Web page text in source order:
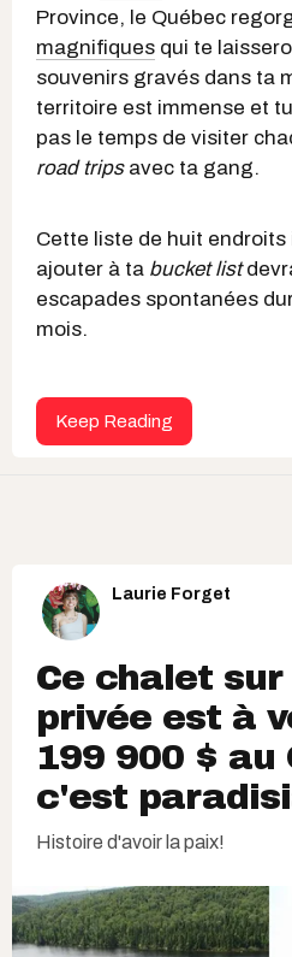
Province, le Québec
magnifiques qui te
souvenirs gravés dans ta
territoire est immense et
pas le temps de visiter
road tripsavec ta gang.
Cette liste de huit
ajouter à ta bucket list
escapades spontanées
mois.
Keep Reading
Laurie Forget
Ce chalet
privée est à
199 900 $ au
c'est
Histoire d'avoir la paix!